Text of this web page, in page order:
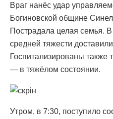
Враг нанёс удар
Богиновской общине
Пострадала целая семья.
средней тяжести
Госпитализированы также
— в тяжёлом состоянии.
Утром, в 7:30, поступило